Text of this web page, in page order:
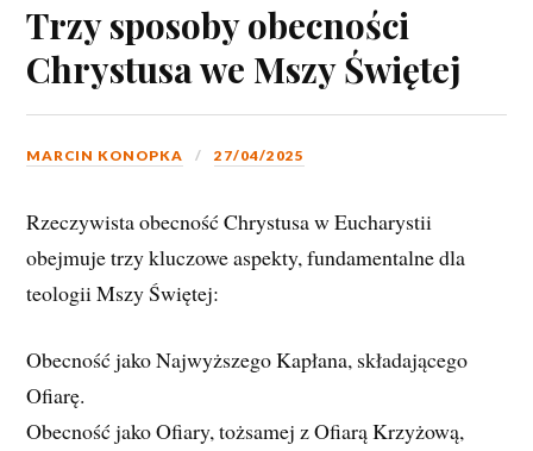
Trzy sposoby obecności
Chrystusa we Mszy Świętej
MARCIN KONOPKA 27/04/2025
Rzeczywista obecność Chrystusa w Eucharystii
obejmuje trzy kluczowe aspekty, fundamentalne dla
teologii Mszy Świętej:
Obecność jako Najwyższego Kapłana, składającego
Ofiarę.
Obecność jako Ofiary, tożsamej z Ofiarą Krzyżową,